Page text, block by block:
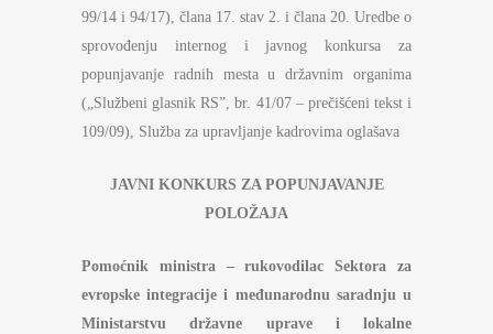
99/14 i 94/17), člana 17. stav 2. i člana 20. Uredbe o
sprovođenju internog i javnog konkursa za
popunjavanje radnih mesta u državnim organima
(„Službeni glasnik RS”, br. 41/07 – prečišćeni tekst i
109/09), Služba za upravljanje kadrovima oglašava
JAVNI KONKURS ZA POPUNJAVANJE
POLOŽAJA
Pomoćnik ministra – rukovodilac Sektora za
evropske integracije i međunarodnu saradnju u
Ministarstvu državne uprave i lokalne